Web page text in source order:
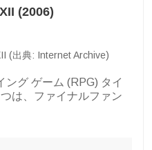
(2006)
(出典: Internet Archive)
グ ゲーム (RPG) タイ
は、ファイナルファン